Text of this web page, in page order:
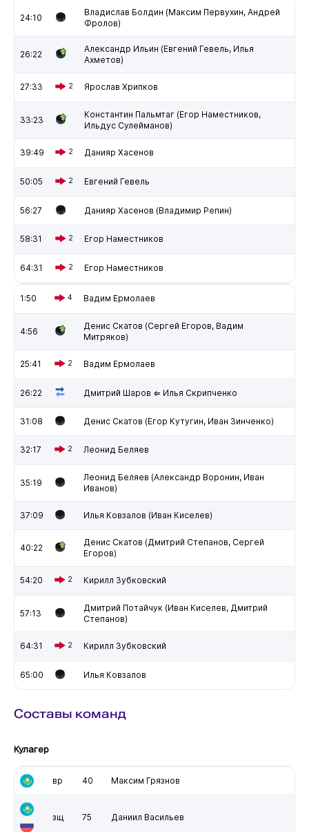
24:10
Владислав Болдин (Максим Первухин, Андрей
Фролов)
26:22
Александр Ильин (Евгений Гевель, Илья
Ахметов)
27:33 2 Ярослав Хрипков
33:23
Константин Пальмтаг (Егор Наместников,
Ильдус Сулейманов)
39:49 2 Данияр Хасенов
50:05 2 Евгений Гевель
56:27 Данияр Хасенов (Владимир Репин)
58:31 2 Егор Наместников
64:31 2 Егор Наместников
1:50 4 Вадим Ермолаев
4:56
Денис Скатов (Сергей Егоров, Вадим
Митряков)
25:41 2 Вадим Ермолаев
26:22 Дмитрий Шаров ⇐ Илья Скрипченко
31:08 Денис Скатов (Егор Кутугин, Иван Зинченко)
32:17 2 Леонид Беляев
35:19
Леонид Беляев (Александр Воронин, Иван
Иванов)
37:09 Илья Ковзалов (Иван Киселев)
40:22
Денис Скатов (Дмитрий Степанов, Сергей
Егоров)
54:20 2 Кирилл Зубковский
57:13
Дмитрий Потайчук (Иван Киселев, Дмитрий
Степанов)
64:31 2 Кирилл Зубковский
65:00 Илья Ковзалов
Составы команд
Кулагер
вр 40 Максим Грязнов
зщ 75 Даниил Васильев